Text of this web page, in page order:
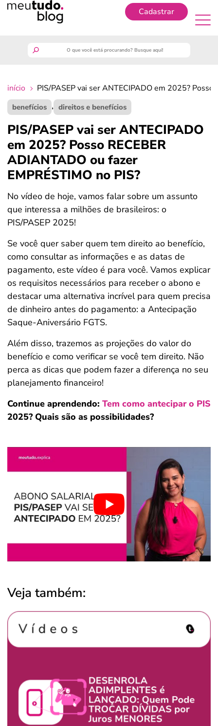
Cadastrar
guia do trabalhador
finanças
benefícios
crédito fácil
últimas notícias
ferramentas
início PIS/PASEP vai ser ANTECIPADO em 2025? Posso
benefícios , direitos e benefícios
PIS/PASEP vai ser ANTECIPADO
em 2025? Posso RECEBER
ADIANTADO ou fazer
EMPRÉSTIMO no PIS?
No vídeo de hoje, vamos falar sobre um assunto
que interessa a milhões de brasileiros: o
PIS/PASEP 2025!
Se você quer saber quem tem direito ao benefício,
como consultar as informações e as datas de
pagamento, este vídeo é para você. Vamos explicar
os requisitos necessários para receber o abono e
destacar uma alternativa incrível para quem precisa
de dinheiro antes do pagamento: a Antecipação
Saque-Aniversário FGTS.
Além disso, trazemos as projeções do valor do
benefício e como verificar se você tem direito. Não
perca as dicas que podem fazer a diferença no seu
planejamento financeiro!
Continue aprendendo: Tem como antecipar o PIS
2025? Quais são as possibilidades?
Veja também: